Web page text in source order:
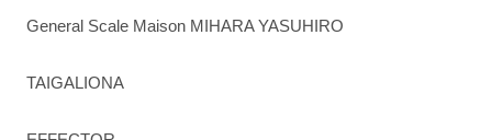
General Scale Maison MIHARA YASUHIRO
TAIGALIONA